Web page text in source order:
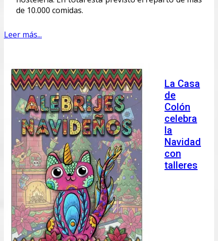
de 10.000 comidas.
Leer más...
La Casa
de
Colón
celebra
la
Navidad
con
talleres